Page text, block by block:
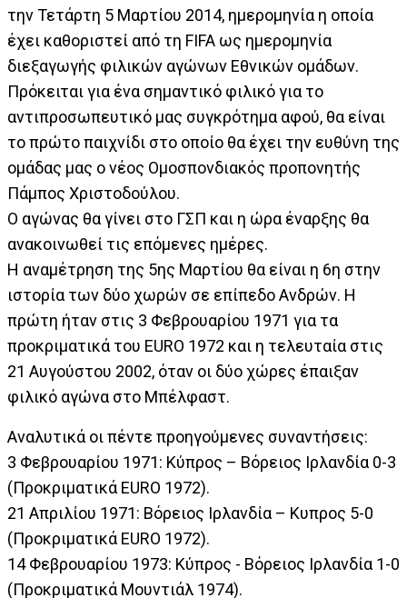
την Τετάρτη 5 Μαρτίου 2014, ημερομηνία η οποία
έχει καθοριστεί από τη FIFA ως ημερομηνία
διεξαγωγής φιλικών αγώνων Εθνικών ομάδων.
Πρόκειται για ένα σημαντικό φιλικό για το
αντιπροσωπευτικό μας συγκρότημα αφού, θα είναι
το πρώτο παιχνίδι στο οποίο θα έχει την ευθύνη της
ομάδας μας ο νέος Ομοσπονδιακός προπονητής
Πάμπος Χριστοδούλου.
Ο αγώνας θα γίνει στο ΓΣΠ και η ώρα έναρξης θα
ανακοινωθεί τις επόμενες ημέρες.
Η αναμέτρηση της 5ης Μαρτίου θα είναι η 6η στην
ιστορία των δύο χωρών σε επίπεδο Ανδρών. Η
πρώτη ήταν στις 3 Φεβρουαρίου 1971 για τα
προκριματικά του EURO 1972 και η τελευταία στις
21 Αυγούστου 2002, όταν οι δύο χώρες έπαιξαν
φιλικό αγώνα στο Μπέλφαστ.
Αναλυτικά οι πέντε προηγούμενες συναντήσεις:
3 Φεβρουαρίου 1971: Κύπρος – Βόρειος Ιρλανδία 0-3
(Προκριματικά EURO 1972).
21 Απριλίου 1971: Βόρειος Ιρλανδία – Κυπρος 5-0
(Προκριματικά EURO 1972).
14 Φεβρουαρίου 1973: Κύπρος - Βόρειος Ιρλανδία 1-0
(Προκριματικά Μουντιάλ 1974).